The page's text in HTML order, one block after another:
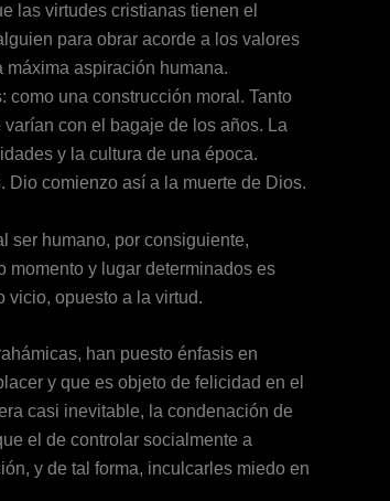
las virtudes cristianas tienen el
para obrar acorde a los valores
máxima aspiración humana.
como una construcción moral. Tanto
con el bagaje de los años. La
y la cultura de una época.
comienzo así a la muerte de Dios.
ser humano, por consiguiente,
momento y lugar determinados es
vicio, opuesto a la virtud.
han puesto énfasis en
y que es objeto de felicidad en el
casi inevitable, la condenación de
el de controlar socialmente a
y de tal forma, inculcarles miedo en